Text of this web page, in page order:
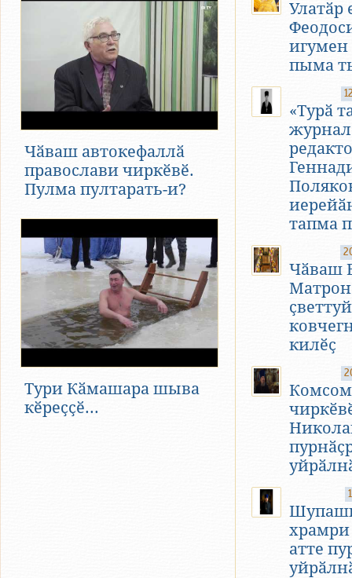
Чӑваш автокефаллӑ
православи чиркӗвӗ.
Пулма пултарать-и?
Тури Кӑмашара шыва
кӗреҫҫӗ...
Улатӑр
игумен
пыма
«Турӑ
тапма
Чӑваш
ҫветтуй
килӗҫ
храмри
атте